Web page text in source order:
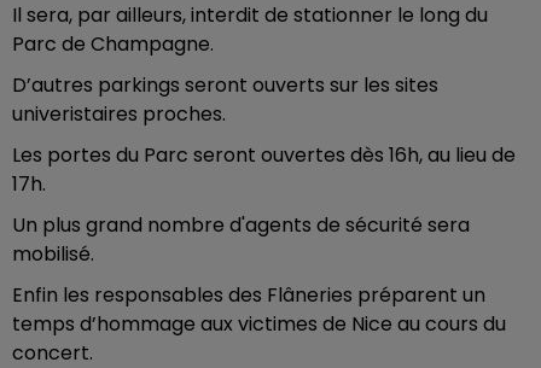
Il sera, par ailleurs, interdit de stationner le long du
Parc de Champagne.
D’autres parkings seront ouverts sur les sites
univeristaires proches.
Les portes du Parc seront ouvertes dès 16h, au lieu de
17h.
Un plus grand nombre d'agents de sécurité sera
mobilisé.
Enfin les responsables des Flâneries préparent un
temps d’hommage aux victimes de Nice au cours du
concert.